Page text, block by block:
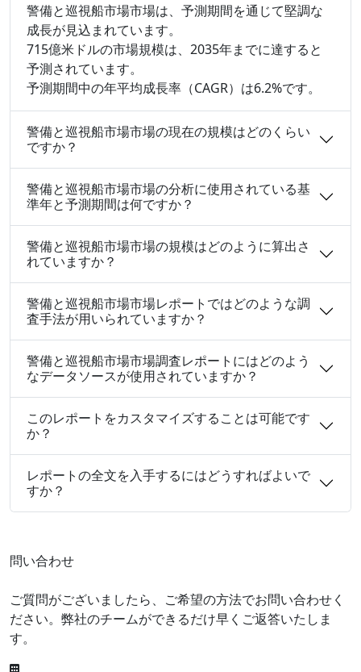
警備と巡視船市場市場は、予測期間を通じて堅調な
成長が見込まれています。
715億米ドルの市場規模は、2035年までに達すると
予測されています。
予測期間中の年平均成長率（CAGR）は6.2%です。
警備と巡視船市場市場の現在の規模はどのくらい
ですか？
警備と巡視船市場市場の分析に使用されている基
準年と予測期間は何ですか？
警備と巡視船市場市場の規模はどのように算出さ
れていますか？
警備と巡視船市場市場レポートではどのような調
査手法が用いられていますか？
警備と巡視船市場市場調査レポートにはどのよう
なデータソースが使用されていますか？
このレポートをカスタマイズすることは可能です
か？
レポートの全文を入手するにはどうすればよいで
すか？
問い合わせ
ご質問がございましたら、ご希望の方法でお問い合わせく
ださい。弊社のチームができるだけ早くご返答いたしま
す。